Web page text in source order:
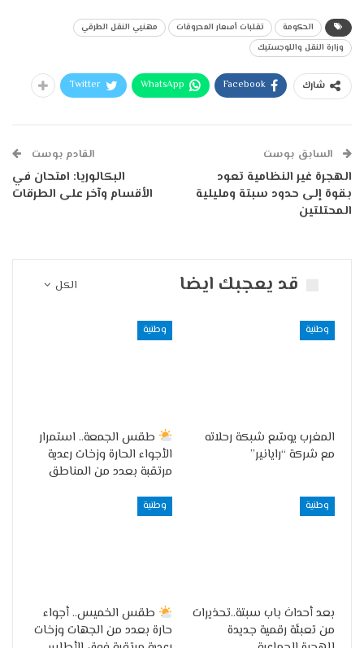
الحكومة تقلبات أسعار المحروقات
مهنيي النقل الطرقي
وزارة النقل واللوجستيك
شارك Facebook
WhatsApp
Twitter
السابق بوست
الهجرة غير النظامية تعود
بقوة إلى حدود سبتة ومليلية
المحتلتين
القادم بوست
البكالوريا: امتحان في
الأقسام وآخر على الطرقات
الكل قد يعجبك ايضا
وطنية
المغرب يوسّع شبكة رحلاته
مع شركة “رايانير”
وطنية
طقس الجمعة.. استمرار
الأجواء الحارة وزخات رعدية
مرتقبة بعدد من المناطق
وطنية
بعد أحداث باب سبتة..تحذيرات
من تعبئة رقمية جديدة
وطنية
طقس الخميس.. أجواء
حارة بعدد من الجهات وزخات